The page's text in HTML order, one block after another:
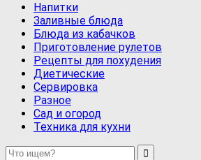
Напитки
Заливные блюда
Блюда из кабачков
Приготовление рулетов
Рецепты для похудения
Диетические
Сервировка
Разное
Сад и огород
Техника для кухни